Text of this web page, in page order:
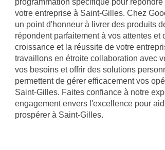
programmation spécifique pour
votre entreprise à Saint-Gilles. Chez
un point d'honneur à livrer des produits
répondent parfaitement à vos attentes et
croissance et la réussite de votre
travaillons en étroite collaboration avec
vos besoins et offrir des solutions
permettent de gérer efficacement vos
Saint-Gilles. Faites confiance à notre
engagement envers l'excellence pour
prospérer à Saint-Gilles.